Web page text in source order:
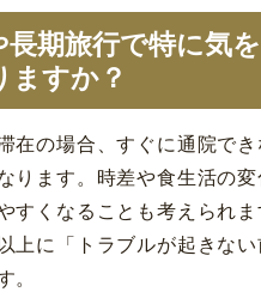
長期旅行で特に気
ますか？
在の場合、すぐに通院で
ります。時差や食生活の変
すくなることも考えられ
上に「トラブルが起きな
。